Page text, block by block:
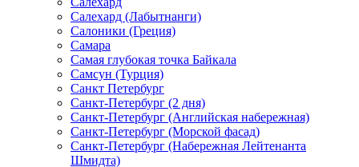
Салехард (Лабытнанги)
Салоники (Греция)
Самара
Самая глубокая точка Байкала
Самсун (Турция)
Санкт Петербург
Санкт-Петербург (2 дня)
Санкт-Петербург (Английская набережная)
Санкт-Петербург (Морской фасад)
Санкт-Петербург (Набережная Лейтенанта
Шмидта)